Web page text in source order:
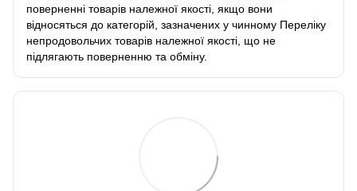
поверненні товарів належної якості, якщо вони
відносяться до категорій, зазначених у чинному Переліку
непродовольчих товарів належної якості, що не
підлягають поверненню та обміну.